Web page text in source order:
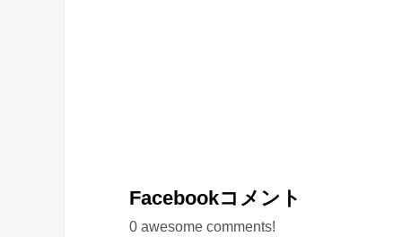
Facebookコメント
0 awesome comments!